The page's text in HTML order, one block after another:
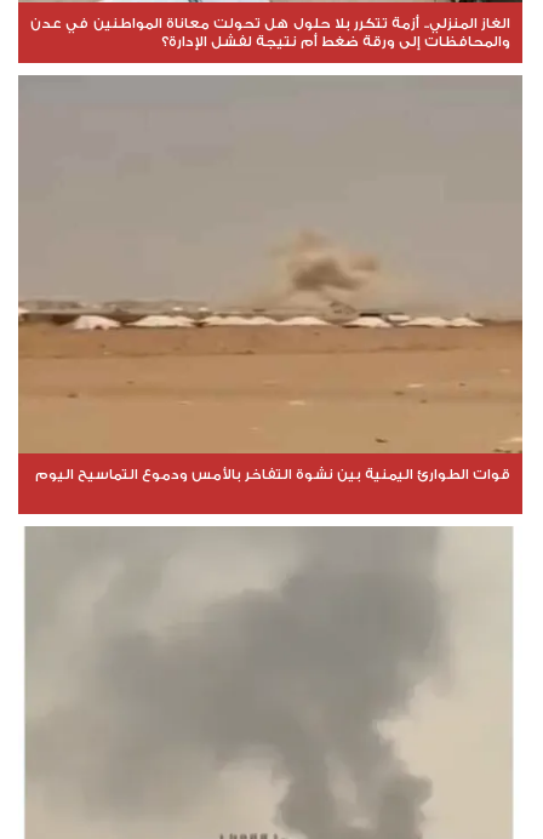
الغاز المنزلي.. أزمة تتكرر بلا حلول هل تحولت معاناة المواطنين في عدن
والمحافظات إلى ورقة ضغط أم نتيجة لفشل الإدارة؟
قوات الطوارئ اليمنية بين نشوة التفاخر بالأمس ودموع التماسيح اليوم